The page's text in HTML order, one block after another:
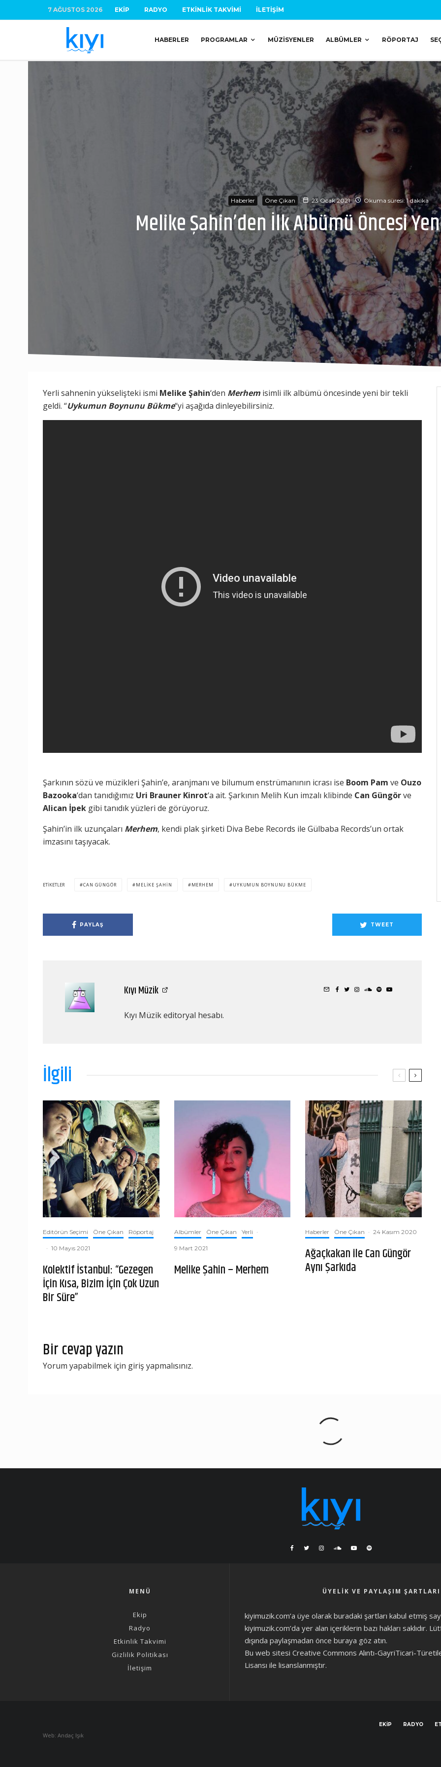
7 AĞUSTOS 2026 EKIP RADYO ETKINLIK TAKVIMI İLETIŞIM
HABERLER PROGRAMLAR MÜZISYENLER ALBÜMLER RÖPORTAJ
Haberler Öne Çıkan 23 Ocak 2021 Okuma süresi: 1 dakika
Melike Şahin’den İlk Albümü Öncesi
Yerli sahnenin yükselişteki ismi Melike Şahin‘den Merhem isimli ilk albümü öncesinde yeni bir tekli
geldi. “Uykumun Boynunu Bükme“yi aşağıda dinleyebilirsiniz.
Şarkının sözü ve müzikleri Şahin’e, aranjmanı ve bilumum enstrümanının icrası ise Boom Pam ve Ouzo
Bazooka‘dan tanıdığımız Uri Brauner Kinrot‘a ait. Şarkının Melih Kun imzalı klibinde Can Güngörve
Alican İpek gibi tanıdık yüzleri de görüyoruz.
Şahin’in ilk uzunçaları Merhem, kendi plak şirketi Diva Bebe Records ile Gülbaba Records’un ortak
imzasını taşıyacak.
ETIKETLER CAN GÜNGÖR MELIKE ŞAHIN MERHEM UYKUMUN BOYNUNU BÜKME
PAYLAŞ TWEET
Kıyı Müzik
Kıyı Müzik editoryal hesabı.
İlgili
Editörün Seçimi Öne Çıkan Röportaj
· 10 Mayıs 2021
Kolektif İstanbul: “Gezegen
İçin Kısa, Bizim İçin Çok Uzun
Bir Süre”
Albümler Öne Çıkan Yerli ·
9 Mart 2021
Melike Şahin – Merhem
Haberler Öne Çıkan · 24 Kasım 2020
Ağaçkakan ile Can Güngör
Aynı Şarkıda
Bir cevap yazın
Yorum yapabilmek için giriş yapmalısınız.
MENÜ
Ekip
Radyo
Etkinlik Takvimi
Gizlilik Politikası
İletişim
ÜYELIK VE PAYLAŞIM ŞARTLARI
kiyimuzik.com’a üye olarak buradaki şartları kabul etmiş
kiyimuzik.com’da yer alan içeriklerin bazı hakları saklıdır.
dışında paylaşmadan önce buraya göz atın.
Bu web sitesi Creative Commons Alıntı-GayriTicari-
Lisansı ile lisanslanmıştır.
Web: Andaç Işık
EKIP RADYO